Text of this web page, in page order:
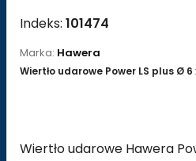
Indeks: 101474
Marka: Hawera
Wiertło udarowe Power LS plus Ø 6
Wiertło udarowe Hawera